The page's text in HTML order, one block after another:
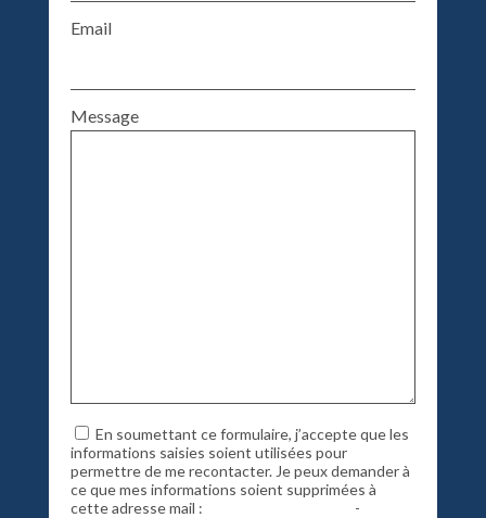
Email
Message
En soumettant ce formulaire, j’accepte que les
informations saisies soient utilisées pour
permettre de me recontacter. Je peux demander à
ce que mes informations soient supprimées à
cette adresse mail :
-